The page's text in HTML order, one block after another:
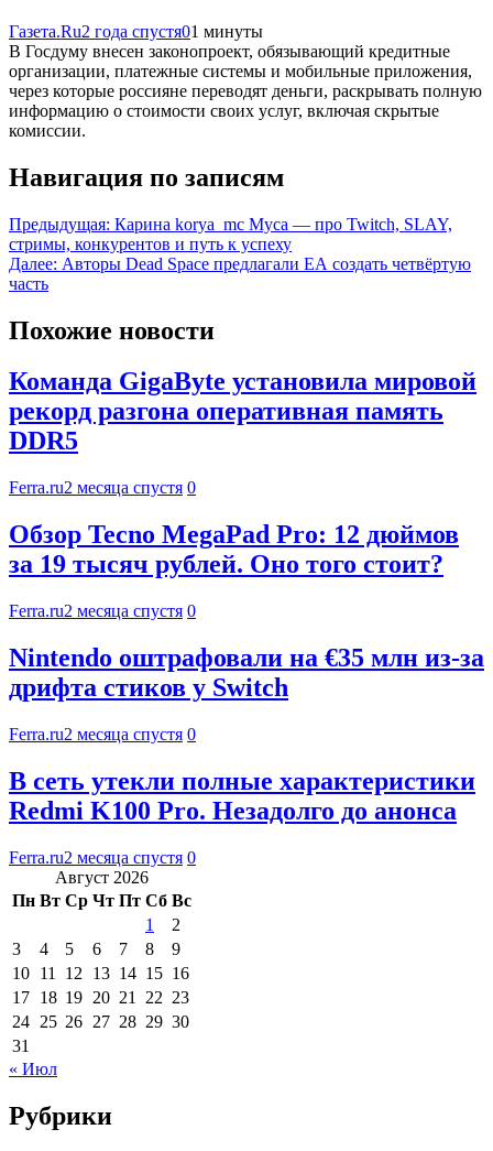
Газета.Ru2 года спустя01 минуты
В Госдуму внесен законопроект, обязывающий кредитные
организации, платежные системы и мобильные приложения,
через которые россияне переводят деньги, раскрывать полную
информацию о стоимости своих услуг, включая скрытые
комиссии.
Навигация по записям
Предыдущая: Карина korya_mc Муса — про Twitch, SLAY,
стримы, конкурентов и путь к успеху
Далее: Авторы Dead Space предлагали EA создать четвёртую
часть
Похожие новости
Команда GigaByte установила мировой
рекорд разгона оперативная память
DDR5
Ferra.ru2 месяца спустя 0
Обзор Tecno MegaPad Pro: 12 дюймов
за 19 тысяч рублей. Оно того стоит?
Ferra.ru2 месяца спустя 0
Nintendo оштрафовали на €35 млн из-за
дрифта стиков у Switch
Ferra.ru2 месяца спустя 0
В сеть утекли полные характеристики
Redmi K100 Pro. Незадолго до анонса
Ferra.ru2 месяца спустя 0
Август 2026
Пн Вт Ср Чт Пт Сб Вс
1
2
3
4 5 6 7 8
9
10 11 12 13 14 15 16
17 18 19 20 21 22 23
24 25 26 27 28 29 30
31
« Июл
Рубрики